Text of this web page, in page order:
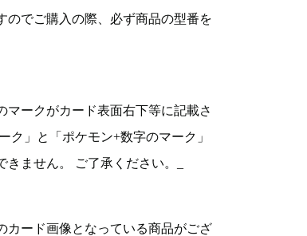
のでご購入の際、必ず商品の型番を
ークがカード表面右下等に記載さ
」と「ポケモン+数字のマーク」
ません。 ご了承ください。_
カード画像となっている商品がござ